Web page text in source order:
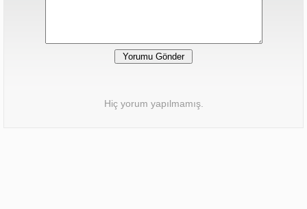
Hiç yorum yapılmamış.